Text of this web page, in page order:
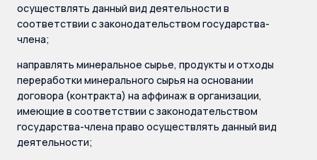
осуществлять данный вид деятельности в
соответствии с законодательством государства-
члена;
направлять минеральное сырье, продукты и отходы
переработки минерального сырья на основании
договора (контракта) на аффинаж в организации,
имеющие в соответствии с законодательством
государства-члена право осуществлять данный вид
деятельности;